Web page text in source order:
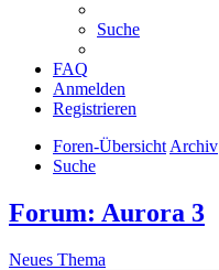
Suche
FAQ
Anmelden
Registrieren
Foren-Übersicht Archiv
Suche
Forum: Aurora 3
Neues Thema